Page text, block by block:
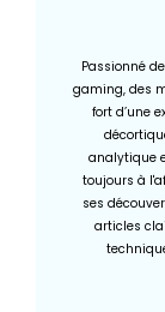
Passionné
gaming, des
fort d’une
analytique
toujours à
ses
articles